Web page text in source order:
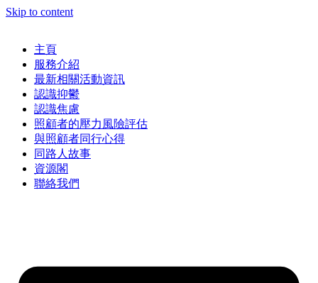
Skip to content
主頁
服務介紹
最新相關活動資訊
認識抑鬱
認識焦慮
照顧者的壓力風險評估
與照顧者同行心得
同路人故事
資源閣
聯絡我們